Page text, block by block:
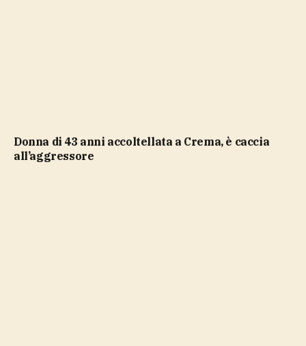
Donna di 43 anni accoltellata a Crema, è caccia
all’aggressore